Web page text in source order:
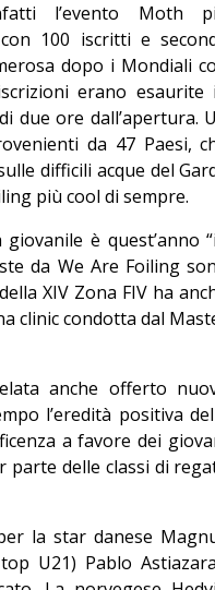
l’evento Moth
100 iscritti e
dopo i Mondiali
erano esaurite
due ore dall’apertura.
da 47 Paesi,
difficili acque del
più cool di sempre.
è quest’anno
da We Are Foiling
XIV Zona FIV ha
clinic condotta dal
anche offerto
l’eredità positiva
a favore dei
parte delle classi di
la star danese
U21) Pablo
Addio amico
Giorgio
Editoriale